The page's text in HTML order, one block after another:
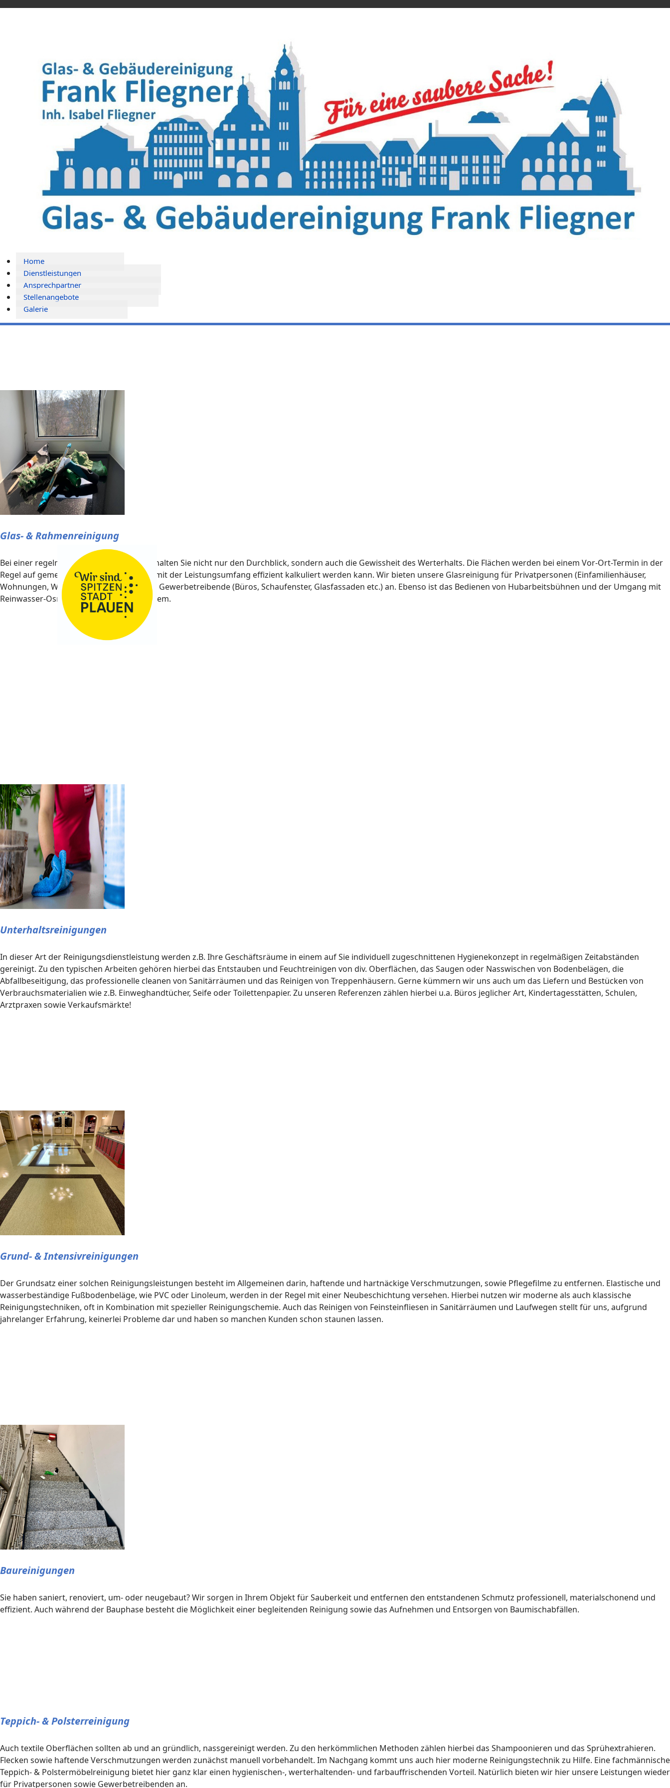
Home
Dienstleistungen
Ansprechpartner
Stellenangebote
Galerie
Glas- & Rahmenreinigung
Bei einer regelmäßigen Glasreinigung behalten Sie nicht nur den Durchblick, sondern auch die Gewissheit des Werterhalts. Die Flächen werden bei einem Vor-Ort-Termin in der
Regel auf gemessen und begutachtet, damit der Leistungsumfang effizient kalkuliert werden kann. Wir bieten unsere Glasreinigung für Privatpersonen (Einfamilienhäuser,
Wohnungen, Wintergärten etc.) sowie für Gewerbetreibende (Büros, Schaufenster, Glasfassaden etc.) an. Ebenso ist das Bedienen von Hubarbeitsbühnen und der Umgang mit
Reinwasser-Osmose-Systemen kein Problem.
Unterhaltsreinigungen
In dieser Art der Reinigungsdienstleistung werden z.B. Ihre Geschäftsräume in einem auf Sie individuell zugeschnittenen Hygienekonzept in regelmäßigen Zeitabständen
gereinigt. Zu den typischen Arbeiten gehören hierbei das Entstauben und Feuchtreinigen von div. Oberflächen, das Saugen oder Nasswischen von Bodenbelägen, die
Abfallbeseitigung, das professionelle cleanen von Sanitärräumen und das Reinigen von Treppenhäusern. Gerne kümmern wir uns auch um das Liefern und Bestücken von
Verbrauchsmaterialien wie z.B. Einweghandtücher, Seife oder Toilettenpapier. Zu unseren Referenzen zählen hierbei u.a. Büros jeglicher Art, Kindertagesstätten, Schulen,
Arztpraxen sowie Verkaufsmärkte!
Grund- & Intensivreinigungen
Der Grundsatz einer solchen Reinigungsleistungen besteht im Allgemeinen darin, haftende und hartnäckige Verschmutzungen, sowie Pflegefilme zu entfernen. Elastische und
wasserbeständige Fußbodenbeläge, wie PVC oder Linoleum, werden in der Regel mit einer Neubeschichtung versehen. Hierbei nutzen wir moderne als auch klassische
Reinigungstechniken, oft in Kombination mit spezieller Reinigungschemie. Auch das Reinigen von Feinsteinfliesen in Sanitärräumen und Laufwegen stellt für uns, aufgrund
jahrelanger Erfahrung, keinerlei Probleme dar und haben so manchen Kunden schon staunen lassen.
Baureinigungen
Sie haben saniert, renoviert, um- oder neugebaut? Wir sorgen in Ihrem Objekt für Sauberkeit und entfernen den entstandenen Schmutz professionell, materialschonend und
effizient. Auch während der Bauphase besteht die Möglichkeit einer begleitenden Reinigung sowie das Aufnehmen und Entsorgen von Baumischabfällen.
Teppich- & Polsterreinigung
Auch textile Oberflächen sollten ab und an gründlich, nassgereinigt werden. Zu den herkömmlichen Methoden zählen hierbei das Shampoonieren und das Sprühextrahieren.
Flecken sowie haftende Verschmutzungen werden zunächst manuell vorbehandelt. Im Nachgang kommt uns auch hier moderne Reinigungstechnik zu Hilfe. Eine fachmännische
Teppich- & Polstermöbelreinigung bietet hier ganz klar einen hygienischen-, werterhaltenden- und farbauffrischenden Vorteil. Natürlich bieten wir hier unsere Leistungen wieder
für Privatpersonen sowie Gewerbetreibenden an.